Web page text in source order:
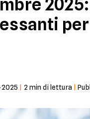
2025 2 min di lettura |